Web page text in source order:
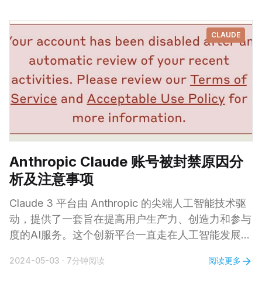
used in
CLAUDE
Anthropic Claude 账号被封禁原因分
析及注意事项
Claude 3 平台由 Anthropic 的尖端人工智能技术驱
动，提供了一套旨在提高用户生产力、创造力和参与
度的AI服务。这个创新平台一直走在人工智能发展的
目前用户广泛的反馈而言，Anthropic 旗下的
2024-05-03 · 7分钟阅读 阅读更多